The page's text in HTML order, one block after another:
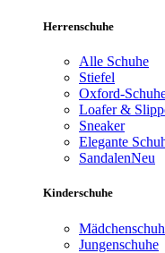
Herrenschuhe
Alle Schuhe
Stiefel
Oxford-
Loafer &
Sneaker
Elegante
SandalenNeu
Kinderschuhe
Jungenschuhe